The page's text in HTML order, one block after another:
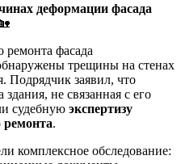
деформации фасада
ремонта фасада
трещины на стенах
Подрядчик заявил, что
не связанная с его
судебную экспертизу
ремонта.
комплексное обследование: